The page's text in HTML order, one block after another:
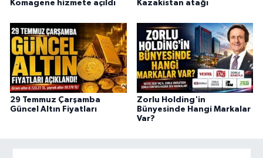
Komagene hizmete açıldı
Kazakistan atağı
29 Temmuz Çarşamba
Güncel Altın Fiyatları
Zorlu Holding'in
Bünyesinde Hangi Markalar
Var?